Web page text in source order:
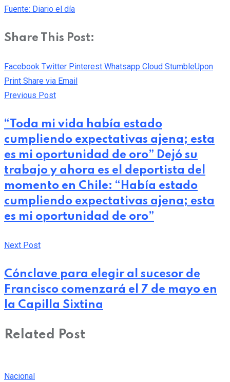
Fuente: Diario el día
Share This Post:
Facebook Twitter Pinterest Whatsapp Cloud StumbleUpon
Print Share via Email
Previous Post
“Toda mi vida había estado
cumpliendo expectativas ajena; esta
es mi oportunidad de oro” Dejó su
trabajo y ahora es el deportista del
momento en Chile: “Había estado
cumpliendo expectativas ajena; esta
es mi oportunidad de oro”
Next Post
Cónclave para elegir al sucesor de
Francisco comenzará el 7 de mayo en
la Capilla Sixtina
Related Post
Nacional